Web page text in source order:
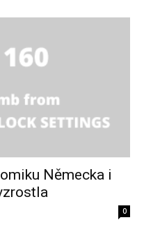
Německa i
0